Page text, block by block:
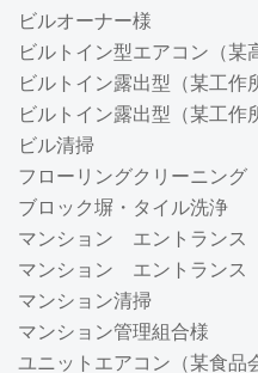
ビルオーナー様
ビルトイン型エアコン（某
ビルトイン露出型（某工作
ビルトイン露出型（某工作
ビル清掃
フローリングクリーニング
ブロック塀・タイル洗浄
マンション エントランス
マンション エントランス
マンション清掃
マンション管理組合様
ユニットエアコン（某食品